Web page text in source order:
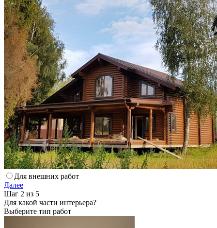
Для внешних работ
Далее
Шаг 2 из 5
Для какой части интерьера?
Выберите тип работ